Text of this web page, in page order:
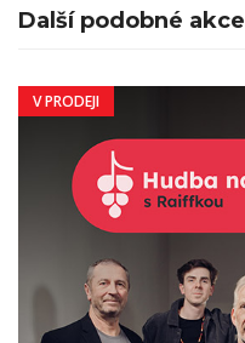
Další podobné akce
V PRODEJI